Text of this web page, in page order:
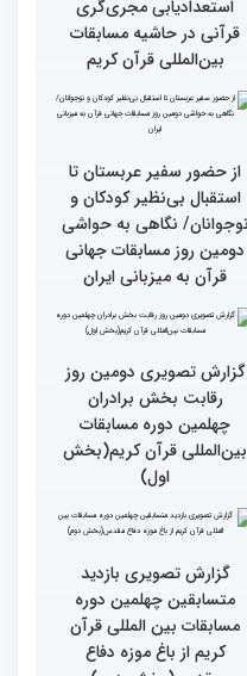
گزارش تصویری دومین روز
رقابت بخش برادران
چهلمین دوره مسابقات
بین‌المللی قرآن کریم(بخش
گزارش تصویری برگی از
فعالیت های کمیته پشتیبانی
چهلمین دوره مسابقات بین
المللی قران کریم
استعدادیابی مجری‌گری
قرآنی در حاشیه مسابقات
بین‌المللی قرآن کریم
از حضور سفیر عربستان تا
استقبال بی‌نظیر کودکان و